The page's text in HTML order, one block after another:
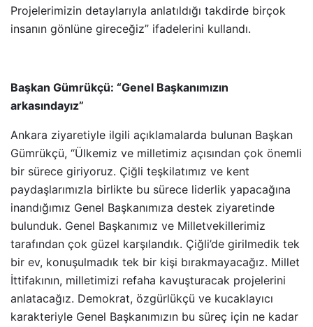
Projelerimizin detaylarıyla anlatıldığı takdirde birçok
insanın gönlüne gireceğiz” ifadelerini kullandı.
Başkan Gümrükçü: “Genel Başkanımızın
arkasındayız”
Ankara ziyaretiyle ilgili açıklamalarda bulunan Başkan
Gümrükçü, “Ülkemiz ve milletimiz açısından çok önemli
bir sürece giriyoruz. Çiğli teşkilatımız ve kent
paydaşlarımızla birlikte bu sürece liderlik yapacağına
inandığımız Genel Başkanımıza destek ziyaretinde
bulunduk. Genel Başkanımız ve Milletvekillerimiz
tarafından çok güzel karşılandık. Çiğli’de girilmedik tek
bir ev, konuşulmadık tek bir kişi bırakmayacağız. Millet
İttifakının, milletimizi refaha kavuşturacak projelerini
anlatacağız. Demokrat, özgürlükçü ve kucaklayıcı
karakteriyle Genel Başkanımızın bu süreç için ne kadar